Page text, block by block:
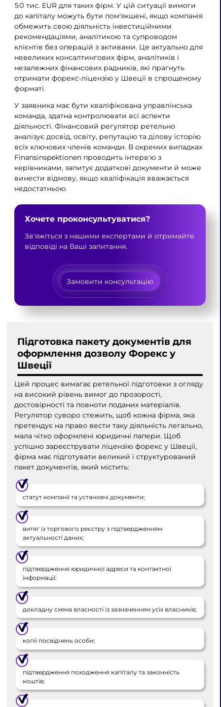
50 тис. EUR для таких фірм. У цій ситуації вимоги
до капіталу можуть бути пом'якшені, якщо компанія
обмежить свою діяльність інвестиційними
рекомендаціями, аналітикою та супроводом
клієнтів без операцій з активами. Це актуально для
невеликих консалтингових фірм, аналітиків і
незалежних фінансових радників, які прагнуть
отримати форекс-ліцензію у Швеції в спрощеному
форматі.
У заявника має бути кваліфікована управлінська
команда, здатна контролювати всі аспекти
діяльності. Фінансовий регулятор ретельно
аналізує досвід, освіту, репутацію та ділову історію
всіх ключових членів команди. В окремих випадках
Finansinspektionen проводить інтерв'ю з
керівниками, запитує додаткові документи й може
винести відмову, якщо кваліфікація вважається
недостатньою.
Хочете проконсультуватися?
Зв'яжіться з нашими експертами й отримайте
відповіді на Ваші запитання.
Замовити консультацію
Підготовка пакету документів для
оформлення дозволу Форекс у
Швеції
Цей процес вимагає ретельної підготовки з огляду
на високий рівень вимог до прозорості,
достовірності та повноти поданих матеріалів.
Регулятор суворо стежить, щоб кожна фірма, яка
претендує на право вести таку діяльність легально,
мала чітко оформлені юридичні папери. Щоб
успішно зареєструвати ліцензію форекс у Швеції,
фірма має підготувати великий і структурований
пакет документів, який містить:
статут компанії та установчі документи;
витяг із торгового реєстру з підтвердженням
актуальності даних;
підтвердження юридичної адреси та контактної
інформації;
докладну схема власності із зазначенням усіх власників;
копії посвідчень особи;
підтвердження походження капіталу та законність
коштів;